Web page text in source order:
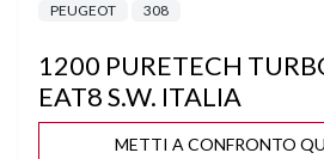
CAMBIO AUTOMATICO/
CAMBIO F1 AL
CERCHI "18
PEUGEOT 308
1200 PURETECH
EAT8 S.W. ITALIA
METTI A CONFRONTO